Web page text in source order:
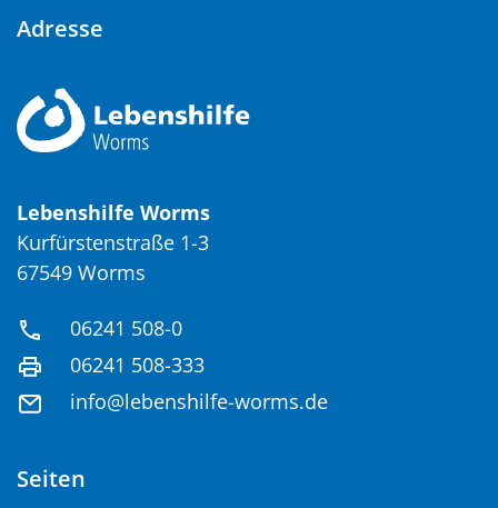
Adresse
Lebenshilfe Worms
Kurfürstenstraße 1-3
67549 Worms
06241 508-0
06241 508-333
info@lebenshilfe-worms.de
Seiten